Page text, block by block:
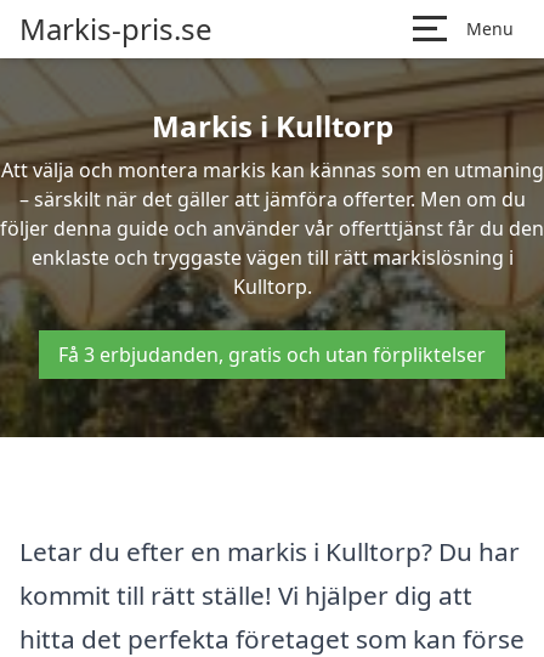
Markis-pris.se Menu
Markis i Kulltorp
Att välja och montera markis kan kännas som en utmaning
– särskilt när det gäller att jämföra offerter. Men om du
följer denna guide och använder vår offerttjänst får du den
enklaste och tryggaste vägen till rätt markislösning i
Kulltorp.
Få 3 erbjudanden, gratis och utan förpliktelser
Letar du efter en markis i Kulltorp? Du har
kommit till rätt ställe! Vi hjälper dig att
hitta det perfekta företaget som kan förse